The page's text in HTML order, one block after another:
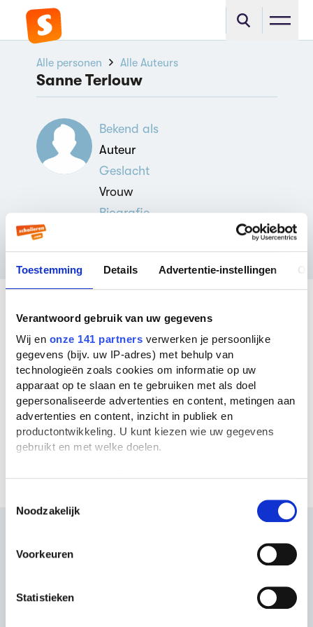
Toestemming Details Advertentie-instellingen
Verantwoord gebruik van uw gegevens
Wij en onze 141 partners verwerken je persoonlijke
gegevens (bijv. uw IP-adres) met behulp van
technologieën zoals cookies om informatie op uw
apparaat op te slaan en te gebruiken met als doel
gepersonaliseerde advertenties en content, metingen aan
advertenties en content, inzicht in publiek en
productontwikkeling. U kunt kiezen wie uw gegevens
gebruikt en met welke doelen.
Als u het toestaat, willen we ook graag:
locatie, die tot een paar meter nauwkeurig kan zijn
scannen op specifieke eigenschappen (fingerprinting)
Lees meer over hoe uw persoonlijke gegevens worden
U kunt uw toestemming op elk moment wijzigen of
intrekken in de Cookieverklaring.
Noodzakelijk
Voorkeuren
Statistieken
Alle personen Alle Auteurs
Sanne Terlouw
Bekend als
Auteur
Geslacht
Vrouw
Biografie
Lees alles over de auteur Sanne
Terlouw.
Alle verslagen over
Sanne Terlouw
Er zijn nog geen verslagen geschreven over
deze persoon.